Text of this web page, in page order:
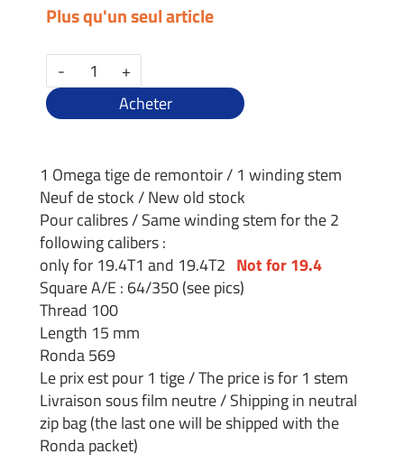
Plus qu'un seul article
-
+
Acheter
1 Omega tige de remontoir / 1 winding stem
Neuf de stock / New old stock
Pour calibres / Same winding stem for the 2
following calibers :
only for 19.4T1 and 19.4T2 Not for 19.4
Square A/E : 64/350 (see pics)
Thread 100
Length 15 mm
Ronda 569
Le prix est pour 1 tige / The price is for 1 stem
Livraison sous film neutre / Shipping in neutral
zip bag (the last one will be shipped with the
Ronda packet)